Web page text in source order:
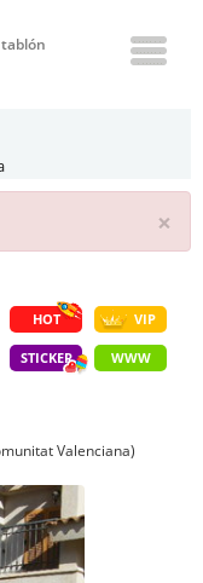
×
HOT VIP
STICKER WWW
Valenciana)